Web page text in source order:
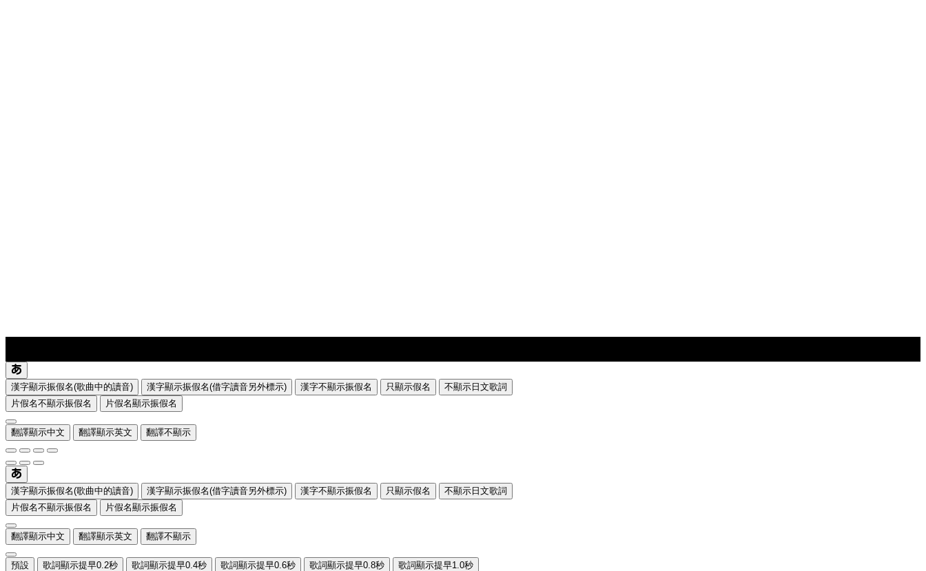
漢字顯示振假名(歌曲中的讀音) 漢字顯示振假名(借字讀音另外標示) 漢字不顯示振假名 只顯示假名
不顯示日文歌詞
片假名不顯示振假名
片假名顯示振假名
翻譯顯示中文 翻譯顯示英文 翻譯不顯示
漢字顯示振假名(歌曲中的讀音) 漢字顯示振假名(借字讀音另外標示) 漢字不顯示振假名 只顯示假名
不顯示日文歌詞
片假名不顯示振假名
片假名顯示振假名
翻譯顯示中文 翻譯顯示英文 翻譯不顯示
預設 歌詞顯示提早0.2秒 歌詞顯示提早0.4秒 歌詞顯示提早0.6秒 歌詞顯示提早0.8秒 歌詞顯示提早1.0秒